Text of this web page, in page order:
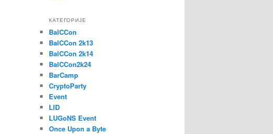
КАТЕГОРИЈЕ
BalCCon
BalCCon 2k13
BalCCon 2k14
BalCCon2k24
BarCamp
CryptoParty
Event
LID
LUGoNS Event
Once Upon a Byte